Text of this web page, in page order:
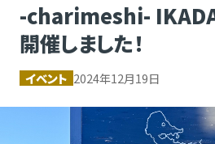
-charimeshi-
開催しました！
イベント 2024年12月19日